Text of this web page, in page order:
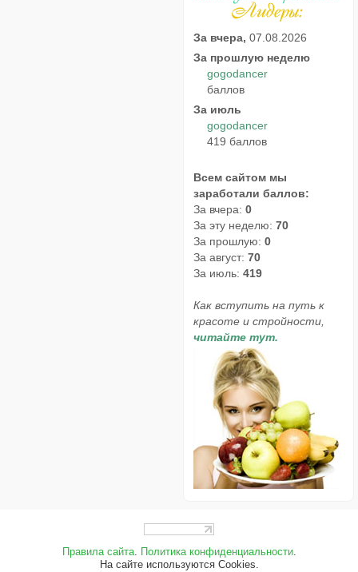
За вчера, 07.08.2026
За прошлую неделю
gogodancer
баллов
За июль
gogodancer
419 баллов
Всем сайтом мы
заработали баллов:
За вчера: 0
За эту неделю: 70
За прошлую: 0
За август: 70
За июль: 419
Как вступить на путь к
красоте и стройности,
читайте тут.
Правила сайта. Политика конфиденциальности.
На сайте используются Cookies.